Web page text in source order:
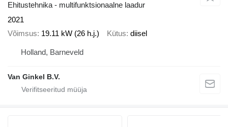
Ehitustehnika - multifunktsionaalne laadur
2021
Võimsus 19.11 kW (26 h.j.) Kütus diisel
Holland, Barneveld
Van Ginkel B.V.